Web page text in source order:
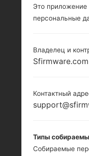
Это приложение
персональные
Владелец и
Sfirmware.com
Контактный
Типы
Собираемые